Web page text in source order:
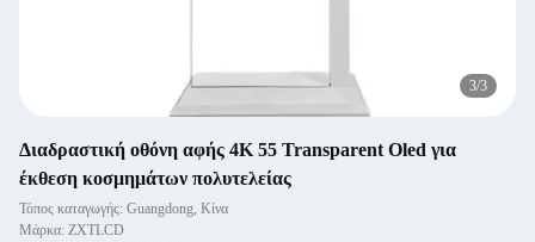
3/3
Διαδραστική οθόνη αφής 4K 55 Transparent Oled για
έκθεση κοσμημάτων πολυτελείας
Τόπος καταγωγής: Guangdong, Κίνα
Μάρκα: ZXTLCD